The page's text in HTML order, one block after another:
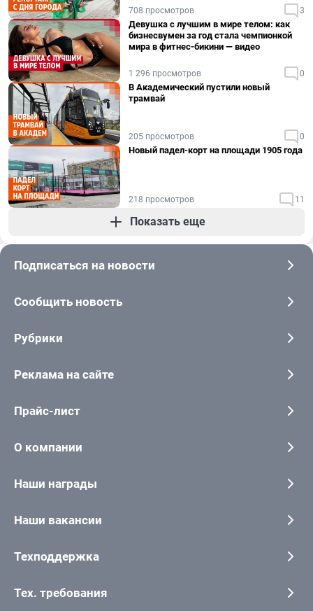
708 просмотров 3
Девушка с лучшим в мире телом: как
бизнесвумен за год стала чемпионкой
мира в фитнес-бикини — видео
1 296 просмотров 0
В Академический пустили новый
трамвай
205 просмотров 0
Новый падел-корт на площади 1905 года
218 просмотров 11
Показать еще
Подписаться на новости
Сообщить новость
Рубрики
Реклама на сайте
Прайс-лист
О компании
Наши награды
Наши вакансии
Техподдержка
Тех. требования